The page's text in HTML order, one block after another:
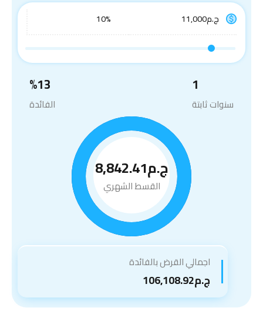
1
سنوات ثابتة
13
%
الفائدة
ج.م8,842.41
القسط الشهري
اجمالي القرض بالفائدة
ج.م106,108.92